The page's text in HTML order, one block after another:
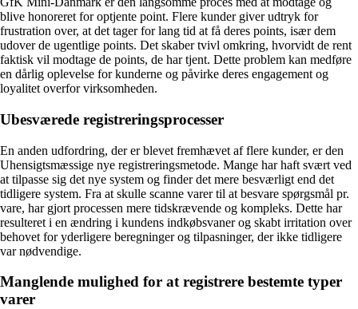
blive honoreret for optjente point. Flere kunder giver udtryk for
frustration over, at det tager for lang tid at få deres points, især dem
udover de ugentlige points. Det skaber tvivl omkring, hvorvidt de rent
faktisk vil modtage de points, de har tjent. Dette problem kan medføre
en dårlig oplevelse for kunderne og påvirke deres engagement og
loyalitet overfor virksomheden.
Ubesværede registreringsprocesser
En anden udfordring, der er blevet fremhævet af flere kunder, er den
Uhensigtsmæssige nye registreringsmetode. Mange har haft svært ved
at tilpasse sig det nye system og finder det mere besværligt end det
tidligere system. Fra at skulle scanne varer til at besvare spørgsmål pr.
vare, har gjort processen mere tidskrævende og kompleks. Dette har
resulteret i en ændring i kundens indkøbsvaner og skabt irritation over
behovet for yderligere beregninger og tilpasninger, der ikke tidligere
var nødvendige.
Manglende mulighed for at registrere bestemte typer
varer